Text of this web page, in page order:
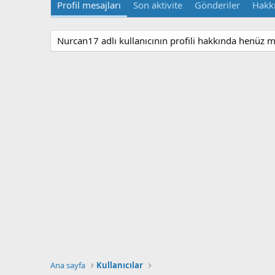
Profil mesajları Son aktivite Gönderiler
Nurcan17 adlı kullanıcının profili hakkında henüz
Ana sayfa Kullanıcılar